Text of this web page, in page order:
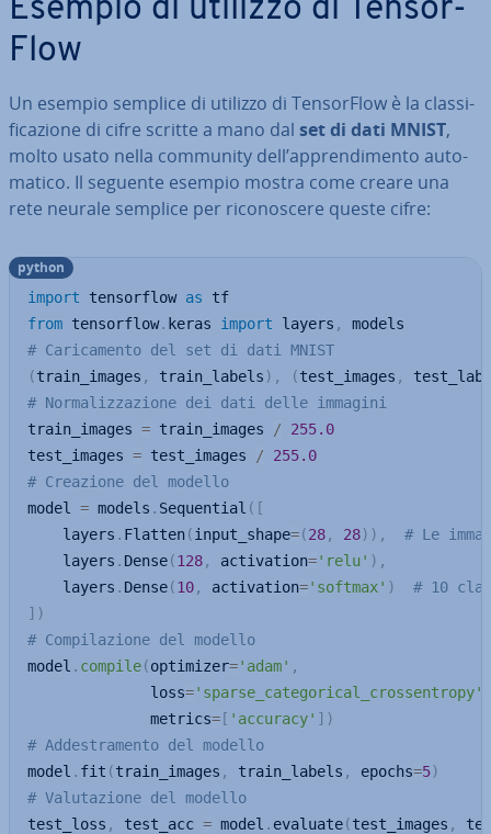
Esempio di utilizzo di Ten­sor­
Flow
Un esempio semplice di utilizzo di Ten­sor­Flow è la clas­si­
fi­ca­zio­ne di cifre scritte a mano dal set di dati MNIST,
molto usato nella community dell’ap­pren­di­men­to au­to­
ma­ti­co. Il seguente esempio mostra come creare una
rete neurale semplice per ri­co­no­sce­re queste cifre:
import tensorflow as
from tensorflow. keras import layers ,
# Caricamento del set di dati MNIST
(train_images , train_labels ) , (test_images ,
# Normalizzazione dei dati delle immagini
train_images = train_images /
255.0
test_images = test_images /
255.0
# Creazione del modello
model = models . Sequential ( [
    layers
. Flatten(input_shape=(28, 28) ) ,
# Le
    layers
. Dense(128, activation='relu' ) ,
    layers
. Dense(10, activation='softmax' )
# 10
] )
# Compilazione del modello
model . compile(optimizer='adam' ,
              loss
='sparse_categorical_crossentropy'
              metrics
= [ 'accuracy' ] )
# Addestramento del modello
model . fit (train_images , train_labels , epochs=5)
# Valutazione del modello
test_loss , test_acc = model . evaluate(test_images ,
python